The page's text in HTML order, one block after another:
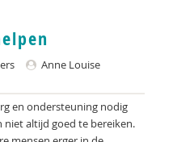
Anne Louise
en ondersteuning nodig
altijd goed te bereiken.